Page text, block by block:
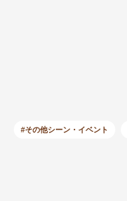
#その他シーン・イベント